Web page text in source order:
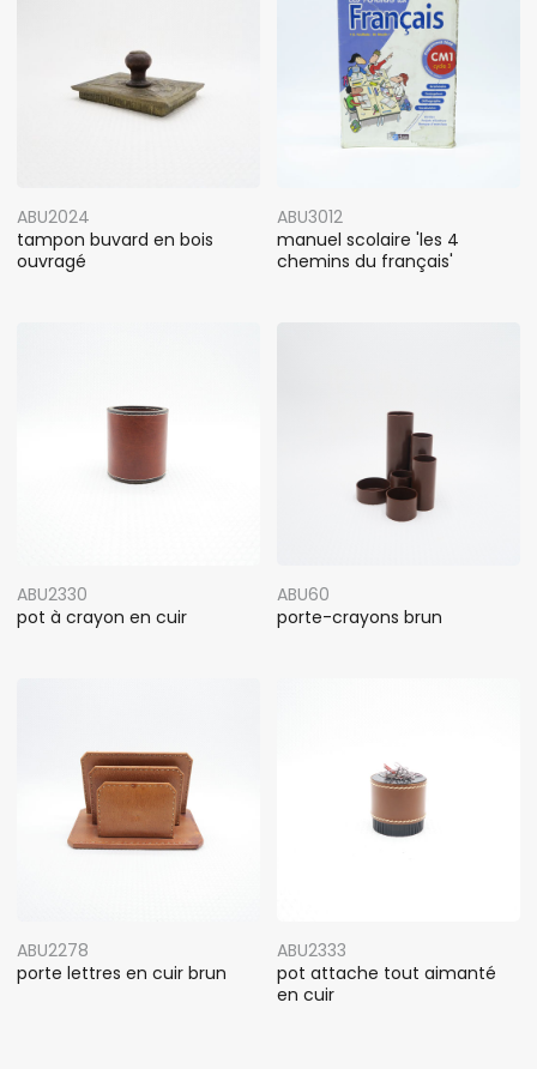
ABU2024
tampon buvard en bois
ouvragé
ABU3012
manuel scolaire 'les 4
chemins du français'
ABU2330
pot à crayon en cuir
ABU60
porte-crayons brun
ABU2278
porte lettres en cuir brun
ABU2333
pot attache tout aimanté
en cuir